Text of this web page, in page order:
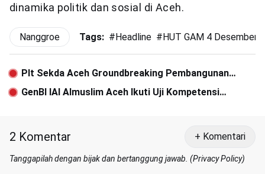
dinamika politik dan sosial di Aceh.
Nanggroe Tags: # Headline # HUT GAM 4 Desember
Plt Sekda Aceh Groundbreaking Pembangunan
Rumah Susun Kejaksaan Tinggi Aceh
GenBI IAI Almuslim Aceh Ikuti Uji Kompetensi
2 Komentar + Komentari
Tanggapilah dengan bijak dan bertanggung jawab. (Privacy Policy)